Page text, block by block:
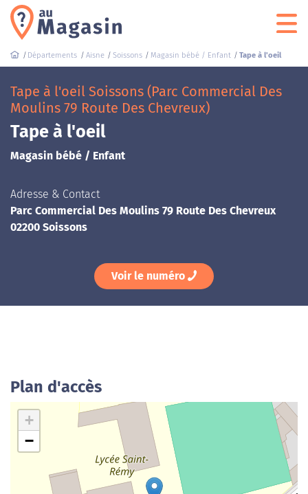
Départements Aisne Soissons Magasin bébé / Enfant Tape à l'oeil
Tape à l'oeil Soissons (Parc Commercial Des
Moulins 79 Route Des Chevreux)
Tape à l'oeil
Magasin bébé / Enfant
Adresse & Contact
Parc Commercial Des Moulins 79 Route Des Chevreux
02200 Soissons
Voir le numéro
Plan d'accès
+
−